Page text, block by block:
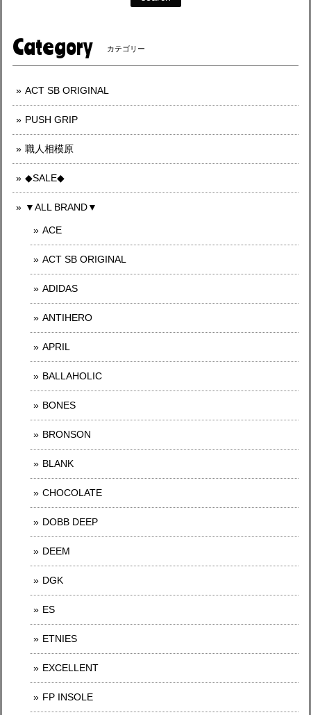
Category カテゴリー
ACT SB ORIGINAL
PUSH GRIP
職人相模原
◆SALE◆
▼ALL BRAND▼
ACE
ACT SB ORIGINAL
ADIDAS
ANTIHERO
APRIL
BALLAHOLIC
BONES
BRONSON
BLANK
CHOCOLATE
DOBB DEEP
DEEM
DGK
ES
ETNIES
EXCELLENT
FP INSOLE